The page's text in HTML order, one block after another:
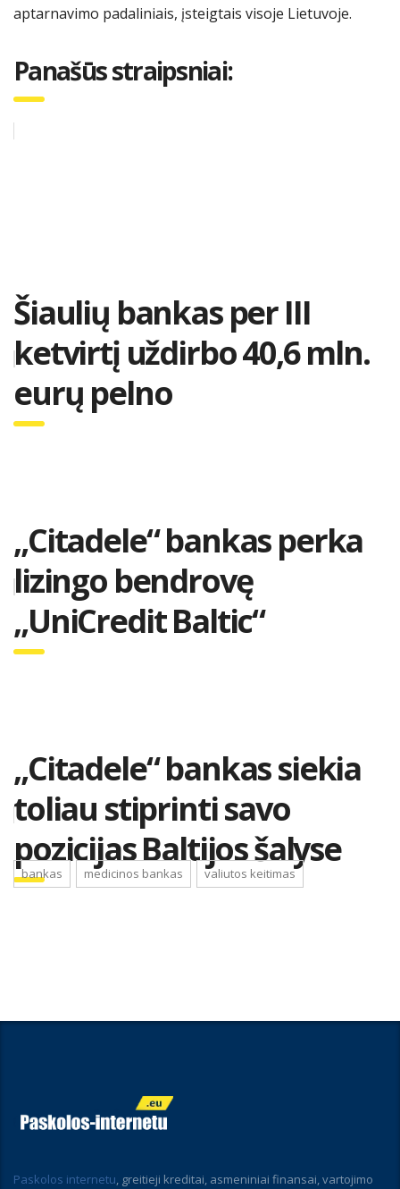
aptarnavimo padaliniais, įsteigtais visoje Lietuvoje.
Panašūs straipsniai:
Šiaulių bankas per III
ketvirtį uždirbo 40,6 mln.
eurų pelno
„Citadele“ bankas perka
lizingo bendrovę
„UniCredit Baltic“
„Citadele“ bankas siekia
toliau stiprinti savo
pozicijas Baltijos šalyse
bankas medicinos bankas valiutos keitimas
Paskolos internetu, greitieji kreditai, asmeniniai finansai, vartojimo